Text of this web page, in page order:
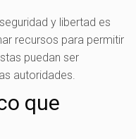
y libertad es
recursos para permitir
puedan ser
autoridades.
que